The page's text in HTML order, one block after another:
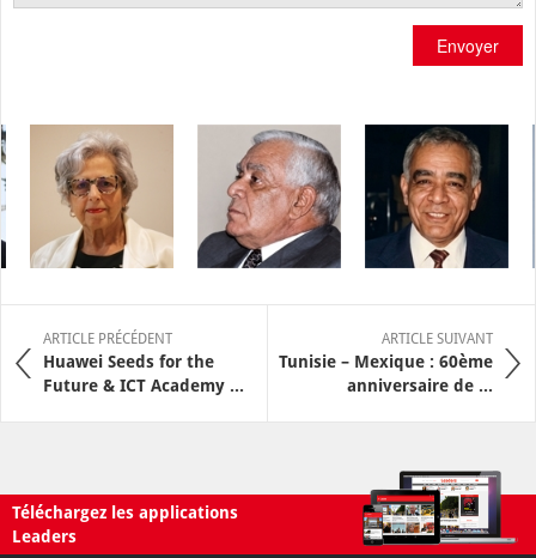
Envoyer
ARTICLE PRÉCÉDENT
Huawei Seeds for the
Future & ICT Academy ...
ARTICLE SUIVANT
Tunisie – Mexique : 60ème
anniversaire de ...
Téléchargez les applications
Leaders